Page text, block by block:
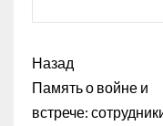
Назад
Память о войне и
встрече: